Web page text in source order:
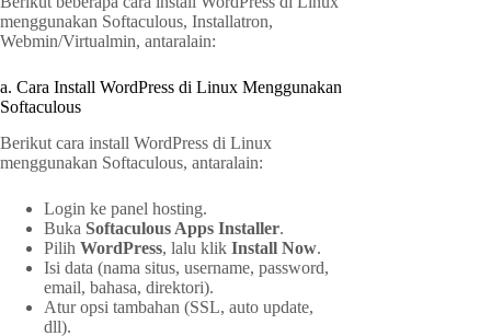
menggunakan Softaculous, Installatron,
Webmin/Virtualmin, antaralain:
a. Cara Install WordPress di Linux Menggunakan
Softaculous
Berikut cara install WordPress di Linux
menggunakan Softaculous, antaralain:
Login ke panel hosting.
Buka Softaculous Apps Installer.
Pilih WordPress, lalu klik Install Now.
Isi data (nama situs, username, password,
email, bahasa, direktori).
Atur opsi tambahan (SSL, auto update,
dll).